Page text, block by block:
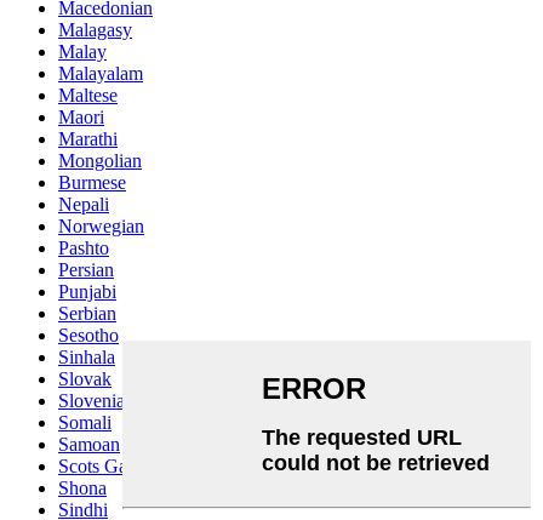
Macedonian
Malagasy
Malay
Malayalam
Maltese
Maori
Marathi
Mongolian
Burmese
Nepali
Norwegian
Pashto
Persian
Punjabi
Serbian
Sesotho
Sinhala
Slovak
Slovenian
Somali
Samoan
Scots Gaelic
Shona
Sindhi